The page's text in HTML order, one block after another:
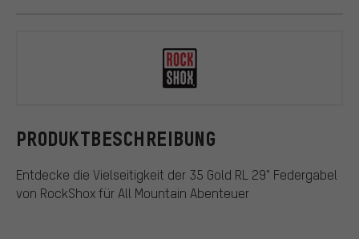
PRODUKTBESCHREIBUNG
Entdecke die Vielseitigkeit der 35 Gold RL 29" Federgabel
von RockShox für All Mountain Abenteuer